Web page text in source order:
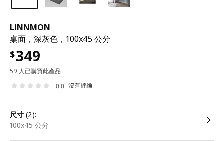
LINNMON
桌面，深灰色，100x45 公分
$349
59 人已購買此產品
0.0 沒有評論
尺寸 (2):
100x45 公分